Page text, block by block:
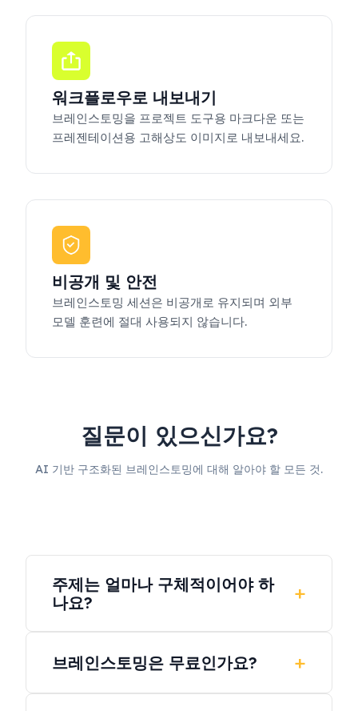
워크플로우로 내보내기
브레인스토밍을 프로젝트 도구용 마크다운 또는
프레젠테이션용 고해상도 이미지로 내보내세요.
비공개 및 안전
브레인스토밍 세션은 비공개로 유지되며 외부
모델 훈련에 절대 사용되지 않습니다.
질문이 있으신가요?
AI 기반 구조화된 브레인스토밍에 대해 알아야 할 모든 것.
주제는 얼마나 구체적이어야 하
나요?
력에 맞춰 조정되고 그에 따라 구조화된 분기를
브레인스토밍은 무료인가요?